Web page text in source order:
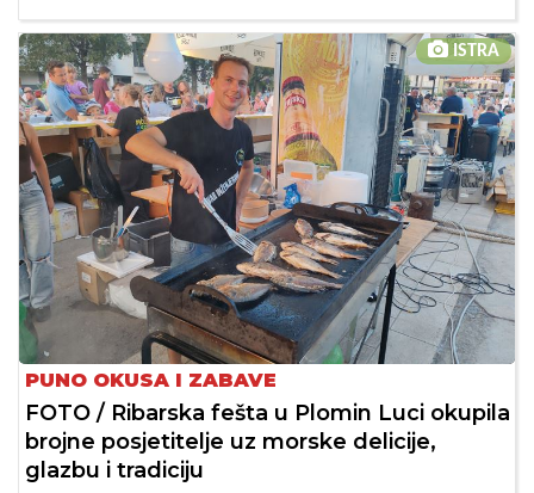
ISTRA
PUNO OKUSA I ZABAVE
FOTO / Ribarska fešta u Plomin Luci okupila
brojne posjetitelje uz morske delicije,
glazbu i tradiciju